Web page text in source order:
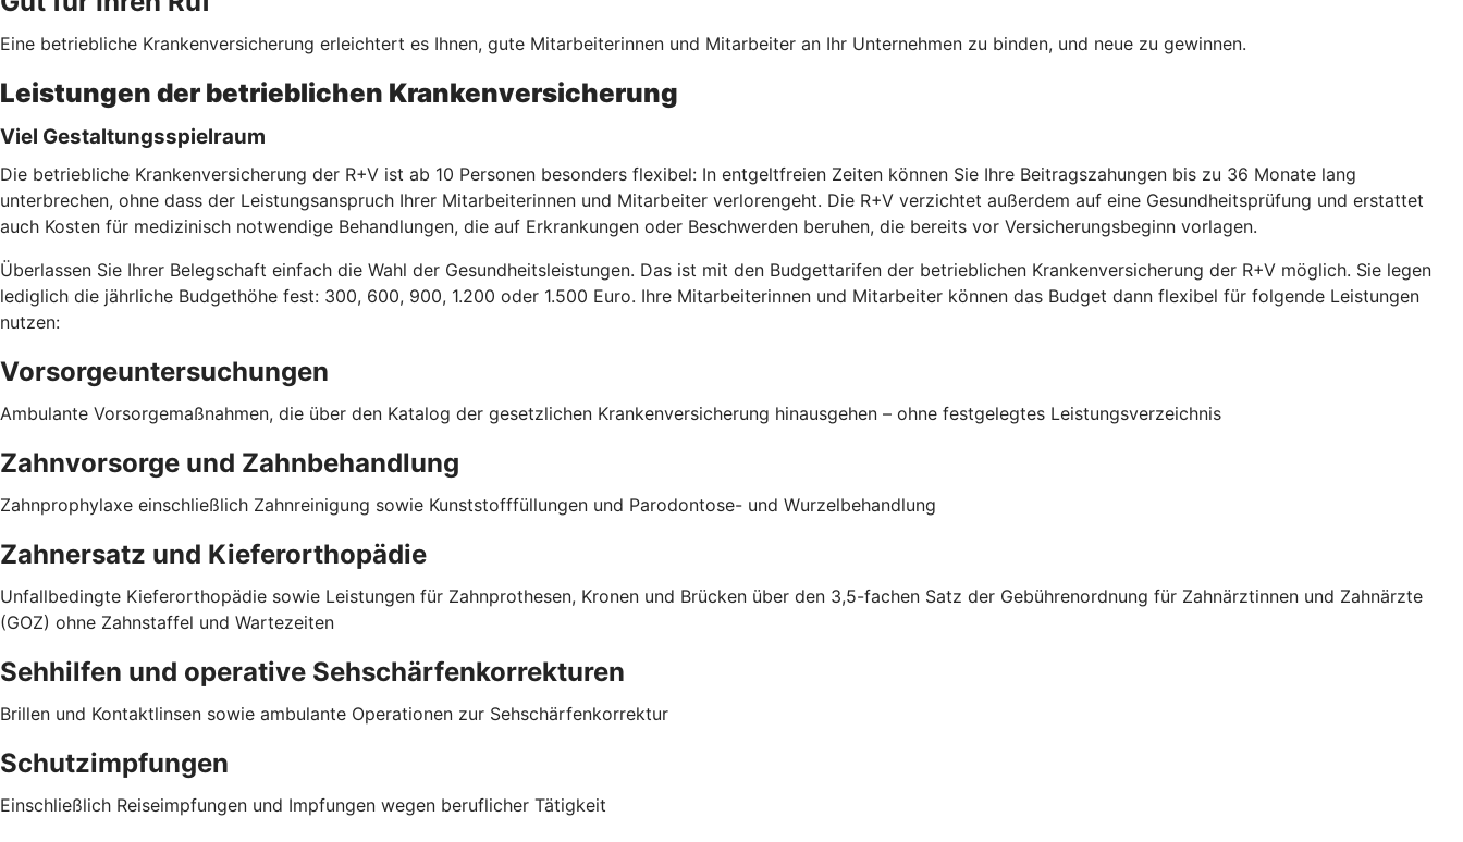
Eine betriebliche Krankenversicherung erleichtert es Ihnen, gute Mitarbeiterinnen und Mitarbeiter an Ihr Unternehmen zu binden, und neue zu gewinnen.
Leistungen der betrieblichen Krankenversicherung
Viel Gestaltungsspielraum
Die betriebliche Krankenversicherung der R+V ist ab 10 Personen besonders flexibel: In entgeltfreien Zeiten können Sie Ihre Beitragszahungen bis zu 36 Monate lang
unterbrechen, ohne dass der Leistungsanspruch Ihrer Mitarbeiterinnen und Mitarbeiter verlorengeht. Die R+V verzichtet außerdem auf eine Gesundheitsprüfung und erstattet
auch Kosten für medizinisch notwendige Behandlungen, die auf Erkrankungen oder Beschwerden beruhen, die bereits vor Versicherungsbeginn vorlagen.
Überlassen Sie Ihrer Belegschaft einfach die Wahl der Gesundheitsleistungen. Das ist mit den Budgettarifen der betrieblichen Krankenversicherung der R+V möglich. Sie legen
lediglich die jährliche Budgethöhe fest: 300, 600, 900, 1.200 oder 1.500 Euro. Ihre Mitarbeiterinnen und Mitarbeiter können das Budget dann flexibel für folgende Leistungen
nutzen:
Vorsorgeuntersuchungen
Ambulante Vorsorgemaßnahmen, die über den Katalog der gesetzlichen Krankenversicherung hinausgehen – ohne festgelegtes Leistungsverzeichnis
Zahnvorsorge und Zahnbehandlung
Zahnprophylaxe einschließlich Zahnreinigung sowie Kunststofffüllungen und Parodontose- und Wurzelbehandlung
Zahnersatz und Kieferorthopädie
Unfallbedingte Kieferorthopädie sowie Leistungen für Zahnprothesen, Kronen und Brücken über den 3,5-fachen Satz der Gebührenordnung für Zahnärztinnen und Zahnärzte
(GOZ) ohne Zahnstaffel und Wartezeiten
Sehhilfen und operative Sehschärfenkorrekturen
Brillen und Kontaktlinsen sowie ambulante Operationen zur Sehschärfenkorrektur
Schutzimpfungen
Einschließlich Reiseimpfungen und Impfungen wegen beruflicher Tätigkeit